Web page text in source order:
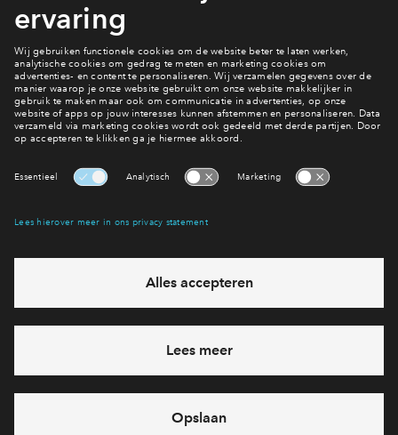
Wonen in de Tuinen?
Bekijk het woningaanbod
Hiermee blijf je op de hoogte van het belangrijkste nieuws en
Ja, ik wil mij aanmelden
Heb je een vraag en wil je direct antwoord? Bel ons op088
-71 22 619
6 dagen per week beschikbaar (behalve tijdens